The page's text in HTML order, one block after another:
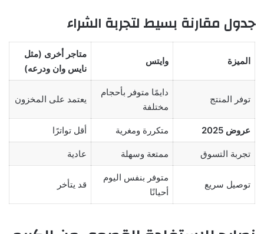
جدول مقارنة بسيط لتجربة الشراء
الميزة وايتس
متاجر أخرى (مثل
نايس وان ودرعه)
توفر المنتج
دايمًا متوفر بأحجام
مختلفة
يعتمد على المخزون
عروض 2025 متكررة ومغرية أقل تواترًا
تجربة التسوق ممتعة وسهلة عادية
توصيل سريع
متوفر بنفس اليوم
أحيانًا
قد يتأخر